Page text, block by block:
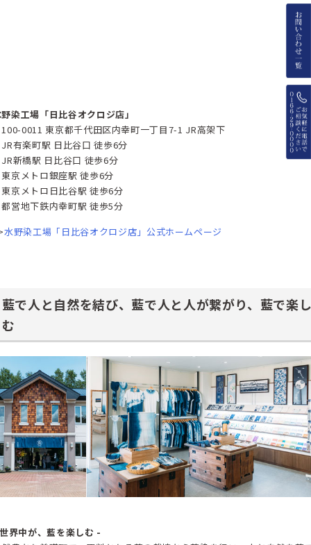
染工場「日比谷オクロジ店」
0011 東京都千代田区内幸町一丁目7-1 JR高架下
有楽町駅 日比谷口 徒歩6分
新橋駅 日比谷口 徒歩6分
京メトロ銀座駅 徒歩6分
京メトロ日比谷駅 徒歩6分
営地下鉄内幸町駅 徒歩5分
水野染工場「日比谷オクロジ店」公式ホームページ
藍で人と自然を結び、藍で人と人が繋がり、藍で楽
む
界中が、藍を楽しむ -